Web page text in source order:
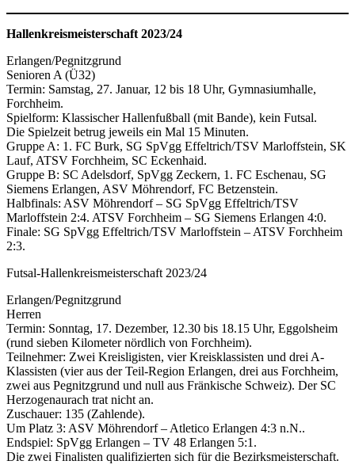
Hallenkreismeisterschaft 2023/24
Erlangen/Pegnitzgrund
Senioren A (Ü32)
Termin: Samstag, 27. Januar, 12 bis 18 Uhr, Gymnasiumhalle,
Forchheim.
Spielform: Klassischer Hallenfußball (mit Bande), kein Futsal.
Die Spielzeit betrug jeweils ein Mal 15 Minuten.
Gruppe A: 1. FC Burk, SG SpVgg Effeltrich/TSV Marloffstein, SK
Lauf, ATSV Forchheim, SC Eckenhaid.
Gruppe B: SC Adelsdorf, SpVgg Zeckern, 1. FC Eschenau, SG
Siemens Erlangen, ASV Möhrendorf, FC Betzenstein.
Halbfinals: ASV Möhrendorf – SG SpVgg Effeltrich/TSV
Marloffstein 2:4. ATSV Forchheim – SG Siemens Erlangen 4:0.
Finale: SG SpVgg Effeltrich/TSV Marloffstein – ATSV Forchheim
2:3.
Futsal-Hallenkreismeisterschaft 2023/24
Erlangen/Pegnitzgrund
Herren
Termin: Sonntag, 17. Dezember, 12.30 bis 18.15 Uhr, Eggolsheim
(rund sieben Kilometer nördlich von Forchheim).
Teilnehmer: Zwei Kreisligisten, vier Kreisklassisten und drei A-
Klassisten (vier aus der Teil-Region Erlangen, drei aus Forchheim,
zwei aus Pegnitzgrund und null aus Fränkische Schweiz). Der SC
Herzogenaurach trat nicht an.
Zuschauer: 135 (Zahlende).
Um Platz 3: ASV Möhrendorf – Atletico Erlangen 4:3 n.N..
Endspiel: SpVgg Erlangen – TV 48 Erlangen 5:1.
Die zwei Finalisten qualifizierten sich für die Bezirksmeisterschaft.